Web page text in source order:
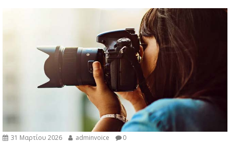
31 Μαρτίου 2026 adminvoice 0